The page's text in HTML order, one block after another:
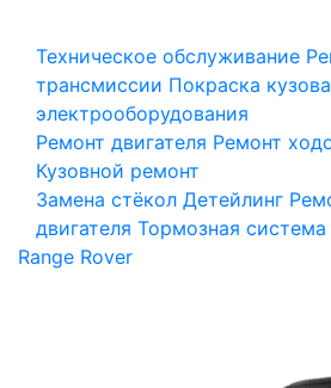
Техническое обслуживание
трансмиссии Покраска кузова
электрооборудования
Ремонт двигателя Ремонт
Кузовной ремонт
Замена стёкол Детейлинг
двигателя Тормозная система
Range Rover